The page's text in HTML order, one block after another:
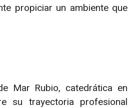
propiciar un ambiente que
Mar Rubio, catedrática en
su trayectoria profesional